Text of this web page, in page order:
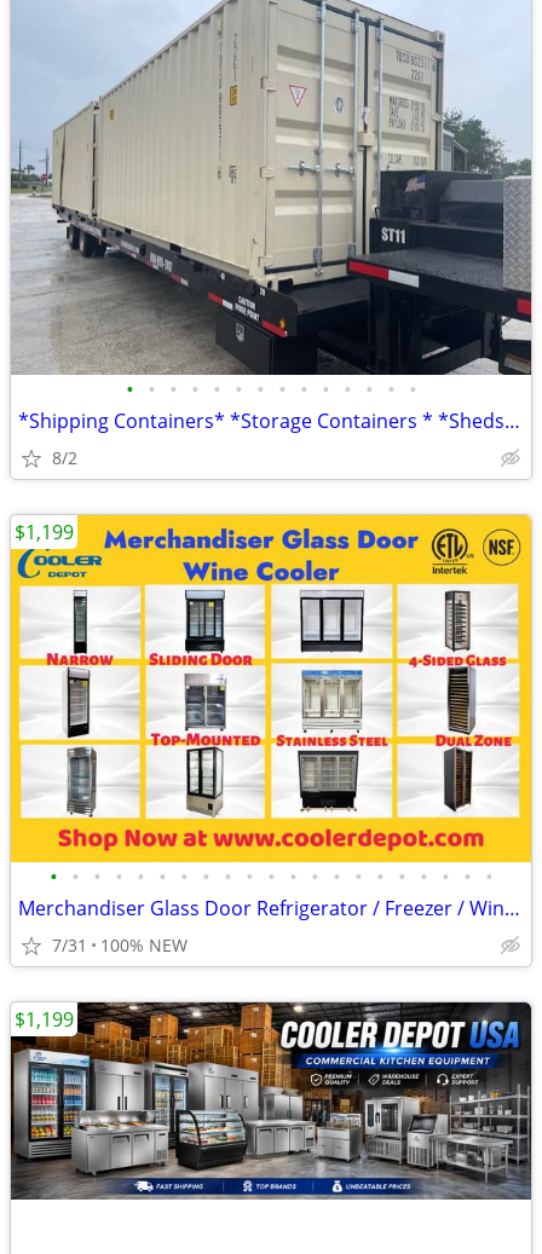
• • • • • • • • • • • • • •
*Shipping Containers* *Storage Containers * *Sheds* *Conex*
8/2
• • • • • • • • • • • • • • • • • • • • •
Merchandiser Glass Door Refrigerator / Freezer / Wine Cooler
7/31 100% NEW
$1,199
$1,199